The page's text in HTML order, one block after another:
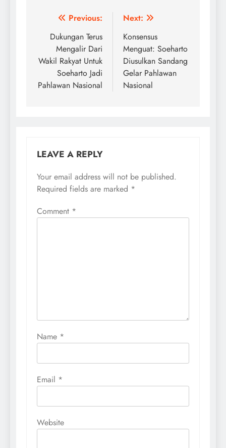
Post
navigation
Previous:
Dukungan Terus
Mengalir Dari
Wakil Rakyat Untuk
Soeharto Jadi
Pahlawan Nasional
Next:
Konsensus
Menguat: Soeharto
Diusulkan Sandang
Gelar Pahlawan
Nasional
LEAVE A REPLY
Your email address will not be published.
Required fields are marked *
Comment *
Name *
Email *
Website